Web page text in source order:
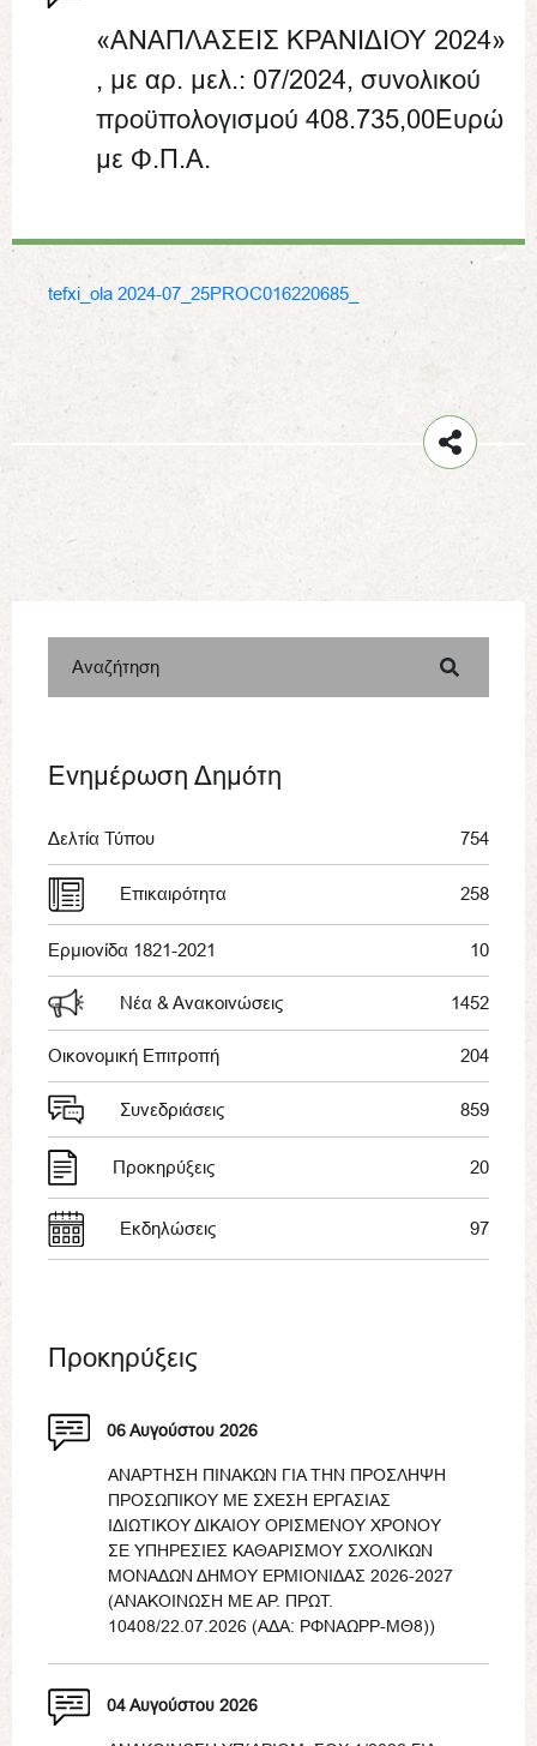
«ΑΝΑΠΛΑΣΕΙΣ ΚΡΑΝΙΔΙΟΥ 2024»
, με αρ. μελ.: 07/2024, συνολικού
προϋπολογισμού 408.735,00Ευρώ
με Φ.Π.Α.
tefxi_ola 2024-07_25PROC016220685_
Αναζήτηση
Ενημέρωση Δημότη
Δελτία Τύπου 754
Επικαιρότητα 258
Ερμιονίδα 1821-2021 10
Νέα & Ανακοινώσεις 1452
Οικονομική Επιτροπή 204
Συνεδριάσεις 859
Προκηρύξεις 20
Εκδηλώσεις 97
Προκηρύξεις
06 Αυγούστου 2026
ΑΝΑΡΤΗΣΗ ΠΙΝΑΚΩΝ ΓΙΑ ΤΗΝ ΠΡΟΣΛΗΨΗ
ΠΡΟΣΩΠΙΚΟΥ ΜΕ ΣΧΕΣΗ ΕΡΓΑΣΙΑΣ
ΙΔΙΩΤΙΚΟΥ ΔΙΚΑΙΟΥ ΟΡΙΣΜΕΝΟΥ ΧΡΟΝΟΥ
ΣΕ ΥΠΗΡΕΣΙΕΣ ΚΑΘΑΡΙΣΜΟΥ ΣΧΟΛΙΚΩΝ
ΜΟΝΑΔΩΝ ΔΗΜΟΥ ΕΡΜΙΟΝΙΔΑΣ 2026-2027
(ΑΝΑΚΟΙΝΩΣΗ ΜΕ ΑΡ. ΠΡΩΤ.
10408/22.07.2026 (ΑΔΑ: ΡΦΝΑΩΡΡ-ΜΘ8))
04 Αυγούστου 2026